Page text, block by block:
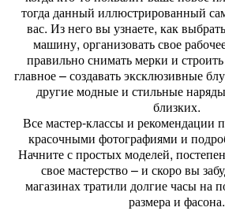
тогда данный иллюстрированный
вас. Из него вы узнаете, как
машину, организовать свое
правильно снимать мерки и
главное – создавать эксклюзивные
другие модные и стильные
близких.
Все мастер-классы и рекомендации
красочными фотографиями и
Начните с простых моделей,
свое мастерство – и скоро вы
магазинах тратили долгие часы на
размера и фасона.